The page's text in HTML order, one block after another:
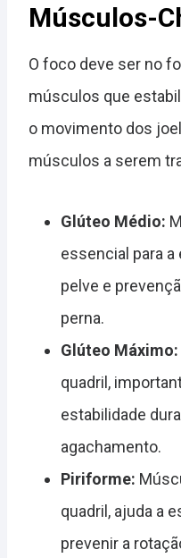
Músculos-
O foco deve ser no
músculos que
o movimento dos
músculos a serem
Glúteo Médio:
essencial para a
pelve e
perna.
Glúteo Máximo:
quadril,
estabilidade
agachamento.
Piriforme:
quadril, ajuda a
prevenir a